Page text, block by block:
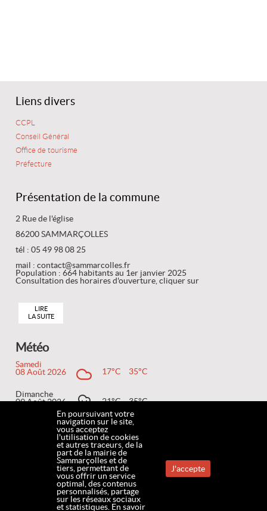
Liens divers
CCPL
Conseil Général
Office de tourisme
Préfecture
Présentation de la commune
2 Rue de l'église
86200 SAMMARÇOLLES
tél : 05 49 98 08 25
mail : contact@sammarcolles.fr
Population : 664 habitants au 1er janvier 2025
Consultation des horaires d'ouverture, cliquer sur
LIRE
LA SUITE
Météo
Samedi
08 Août 2026
17°C 35°C
Dimanche
09 Août 2026
21°C 35°C
10 Août 2026
17°C
MENTIONS LÉGALES COOKIES CONTACT PLAN DU SITE
ACCESSIBILITÉ www.mairie-sammarcolles.fr
En poursuivant votre
navigation sur le site,
vous acceptez
l'utilisation de cookies
et autres traceurs, de la
part de la mairie de
Sammarçolles et de
tiers, permettant de
vous offrir un service
optimal, des contenus
personnalisés, partage
sur les réseaux sociaux
et statistiques. En savoir
J'accepte